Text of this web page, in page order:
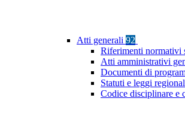
Atti generali 92
Riferimenti normativi
Atti amministrativi
Documenti di
Statuti e leggi
Codice disciplinare e